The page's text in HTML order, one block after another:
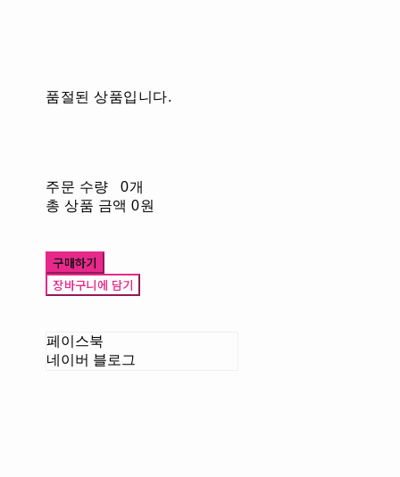
품절된 상품입니다.
주문 수량
0개
총 상품 금액 0원
구매하기
장바구니에 담기
페이스북
네이버 블로그